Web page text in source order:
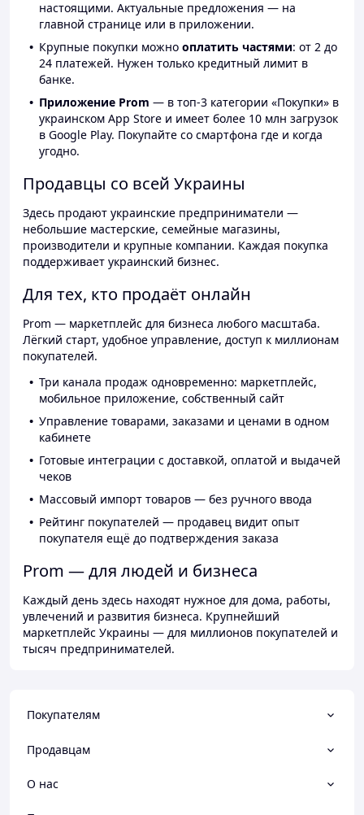
настоящими. Актуальные предложения — на
главной странице или в приложении.
Крупные покупки можно оплатить частями: от 2 до
24 платежей. Нужен только кредитный лимит в
банке.
Приложение Prom — в топ-3 категории «Покупки» в
украинском App Store и имеет более 10 млн загрузок
в Google Play. Покупайте со смартфона где и когда
угодно.
Продавцы со всей Украины
Здесь продают украинские предприниматели —
небольшие мастерские, семейные магазины,
производители и крупные компании. Каждая покупка
поддерживает украинский бизнес.
Для тех, кто продаёт онлайн
Prom — маркетплейс для бизнеса любого масштаба.
Лёгкий старт, удобное управление, доступ к миллионам
покупателей.
Три канала продаж одновременно: маркетплейс,
мобильное приложение, собственный сайт
Управление товарами, заказами и ценами в одном
кабинете
Готовые интеграции с доставкой, оплатой и выдачей
чеков
Массовый импорт товаров — без ручного ввода
Рейтинг покупателей — продавец видит опыт
покупателя ещё до подтверждения заказа
Prom — для людей и бизнеса
Каждый день здесь находят нужное для дома, работы,
увлечений и развития бизнеса. Крупнейший
маркетплейс Украины — для миллионов покупателей и
тысяч предпринимателей.
Покупателям
Продавцам
О нас